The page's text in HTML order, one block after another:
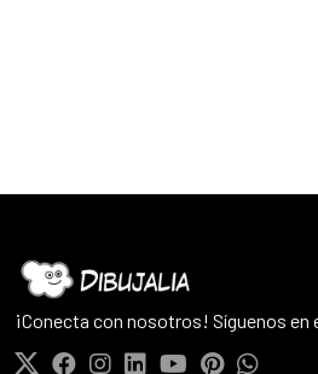
¡Conecta con nosotros! Síguenos